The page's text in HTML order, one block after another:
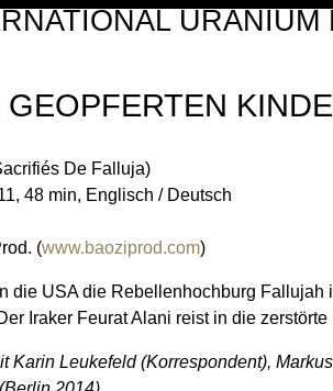
URANIUM
GEOPFERTEN
De Falluja)
48 min, Englisch / Deutsch
(www.baoziprod.com)
die USA die Rebellenhochburg
Iraker Feurat Alani reist in die
Karin Leukefeld (Korrespondent),